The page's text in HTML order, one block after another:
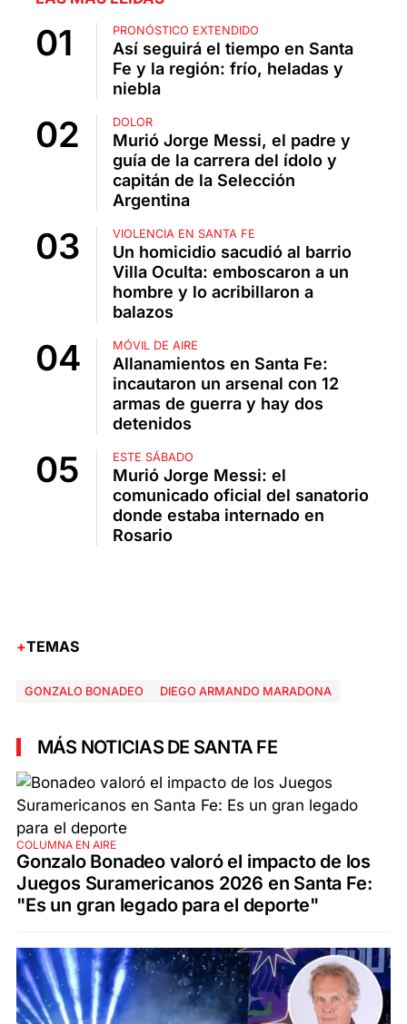
PRONÓSTICO EXTENDIDO
Así seguirá el tiempo en Santa
Fe y la región: frío, heladas y
niebla
DOLOR
Murió Jorge Messi, el padre y
guía de la carrera del ídolo y
capitán de la Selección
Argentina
VIOLENCIA EN SANTA FE
Un homicidio sacudió al barrio
Villa Oculta: emboscaron a un
hombre y lo acribillaron a
balazos
MÓVIL DE AIRE
Allanamientos en Santa Fe:
incautaron un arsenal con 12
armas de guerra y hay dos
detenidos
ESTE SÁBADO
Murió Jorge Messi: el
comunicado oficial del sanatorio
donde estaba internado en
Rosario
TEMAS
GONZALO BONADEO DIEGO ARMANDO MARADONA
MÁS NOTICIAS DE SANTA FE
COLUMNA EN AIRE
Gonzalo Bonadeo valoró el impacto de los
Juegos Suramericanos 2026 en Santa Fe:
"Es un gran legado para el deporte"